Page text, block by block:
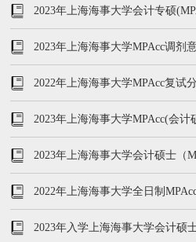
排
2023年上海海事大学会计专硕
2023年上海海事大学MPAcc调剂
2022年上海海事大学MPAcc复试
取情况
2023年上海海事大学MPAcc(会
参考书、复试内容
2023年上海海事大学会计硕士（
2022年上海海事大学全日制
2023年入学上海海事大学会计硕